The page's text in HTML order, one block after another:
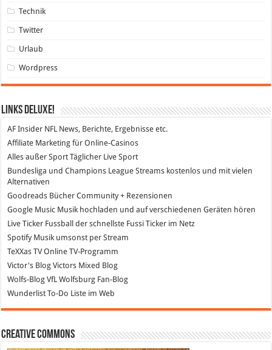
Technik
Twitter
Urlaub
Wordpress
Links DeLuXe!
AF Insider NFL News, Berichte, Ergebnisse etc.
Affiliate Marketing für Online-Casinos
Alles außer SportTäglicher Live Sport
Bundesliga und Champions League Streams kostenlos und mit vielen
Alternativen
Goodreads Bücher Community + Rezensionen
Google Music Musik hochladen und auf verschiedenen Geräten hören
Live Ticker Fussball
der schnellste Fussi Ticker im Netz
SpotifyMusik umsonst per Stream
TeXXas TVOnline TV-Programm
Victor's Blog Victors Mixed Blog
Wolfs-Blog VfL Wolfsburg Fan-Blog
WunderlistTo-Do Liste im Web
Creative Commons